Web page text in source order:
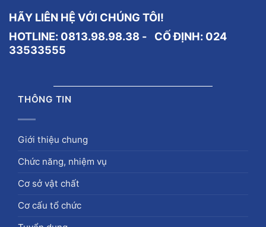
HÃY LIÊN HỆ VỚI CHÚNG TÔI!
HOTLINE: 0813.98.98.38 - CỐ ĐỊNH: 024
33533555
THÔNG TIN
Giới thiệu chung
Chức năng, nhiệm vụ
Cơ sở vật chất
Cơ cấu tổ chức